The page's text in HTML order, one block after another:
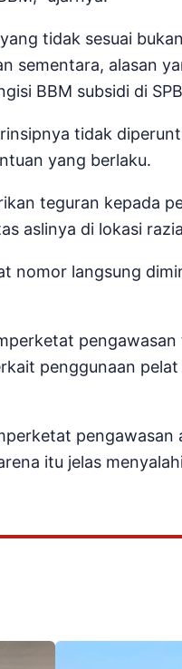
tidak sesuai
sementara, alasan
BBM subsidi di
tidak
yang berlaku.
teguran kepada
aslinya di lokasi
nomor langsung
penggunaan
itu jelas